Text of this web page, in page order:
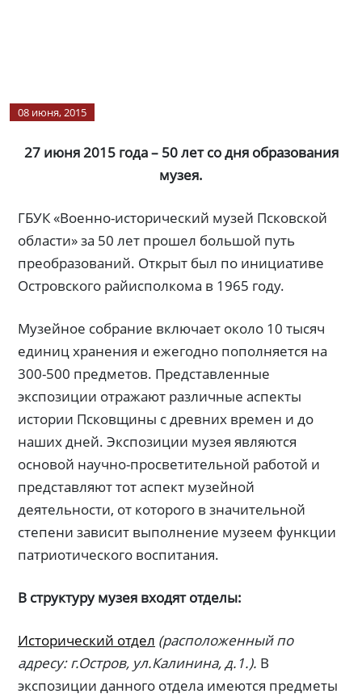
08 июня, 2015
27 июня 2015 года – 50 лет со дня образования
музея.
ГБУК «Военно-исторический музей Псковской
области» за 50 лет прошел большой путь
преобразований. Открыт был по инициативе
Островского райисполкома в 1965 году.
Музейное собрание включает около 10 тысяч
единиц хранения и ежегодно пополняется на
300-500 предметов. Представленные
экспозиции отражают различные аспекты
истории Псковщины с древних времен и до
наших дней. Экспозиции музея являются
основой научно-просветительной работой и
представляют тот аспект музейной
деятельности, от которого в значительной
степени зависит выполнение музеем функции
патриотического воспитания.
В структуру музея входят отделы:
Исторический отдел (расположенный по
адресу: г.Остров, ул.Калинина, д.1.). В
экспозиции данного отдела имеются предметы